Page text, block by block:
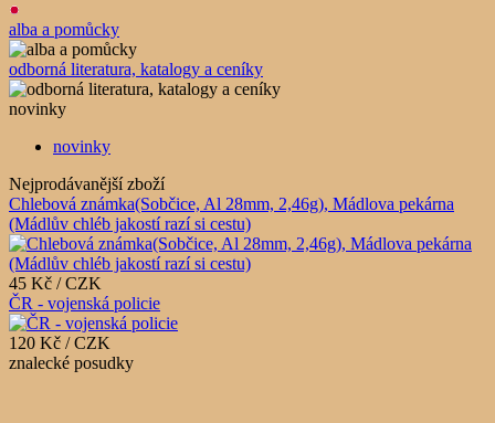
alba a pomůcky
odborná literatura, katalogy a ceníky
novinky
novinky
Nejprodávanější zboží
Chlebová známka(Sobčice, Al 28mm, 2,46g), Mádlova pekárna
(Mádlův chléb jakostí razí si cestu)
45 Kč / CZK
ČR - vojenská policie
120 Kč / CZK
znalecké posudky